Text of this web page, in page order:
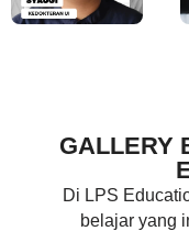
GALLERY
Di LPS
belajar yang